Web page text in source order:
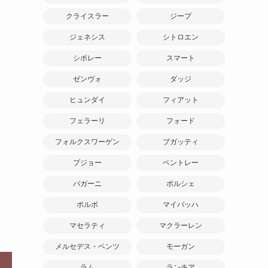
クライスラー ジープ
ジェネシス シトロエン
シボレー スマート
ゼンヴォ ダッジ
ヒュンダイ フィアット
フェラーリ フォード
フォルクスワーゲン ブガッティ
プジョー ベントレー
パガーニ ポルシェ
ボルボ マイバッハ
マセラティ マクラーレン
メルセデス・ベンツ モーガン